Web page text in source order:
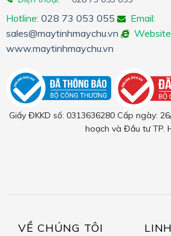
Hotline: 028 73 053 055
Email:
sales@maytinhmaychu.vn
www.maytinhmaychu.vn
Giấy ĐKKD số: 0313636280 Cấp ngày:
hoạch và Đầu tư TP.
VỀ CHÚNG TÔI